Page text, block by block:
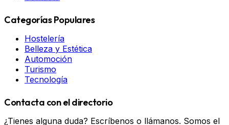
Categorías Populares
Hostelería
Belleza y Estética
Automoción
Turismo
Tecnología
Contacta con el directorio
¿Tienes alguna duda? Escríbenos o llámanos. Somos el